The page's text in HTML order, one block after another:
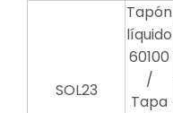
SOL23
Tapón
líquido
60100
/
Tapa